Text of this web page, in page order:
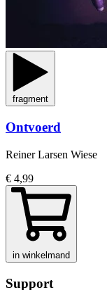
fragment
Ontvoerd
Reiner Larsen Wiese
€ 4,99
in winkelmand
Support